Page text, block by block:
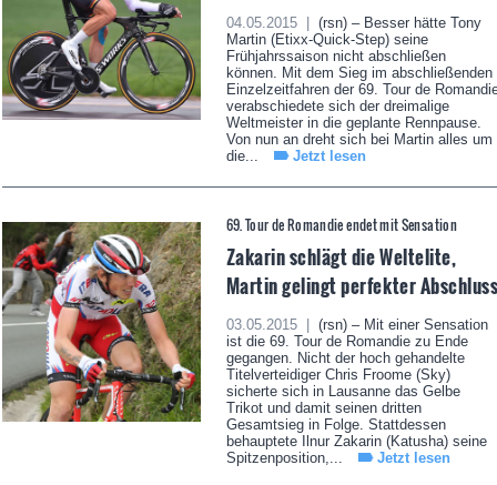
04.05.2015 |
(rsn) – Besser hätte Tony
Martin (Etixx-Quick-Step) seine
Frühjahrssaison nicht abschließen
können. Mit dem Sieg im abschließenden
Einzelzeitfahren der 69. Tour de
verabschiedete sich der dreimalige
Weltmeister in die geplante Rennpause.
Von nun an dreht sich bei Martin alles um
die...
Jetzt lesen
69. Tour de Romandie endet mit Sensation
Zakarin schlägt die Weltelite,
Martin gelingt perfekter
03.05.2015 |
(rsn) – Mit einer Sensation
ist die 69. Tour de Romandie zu Ende
gegangen. Nicht der hoch gehandelte
Titelverteidiger Chris Froome (Sky)
sicherte sich in Lausanne das Gelbe
Trikot und damit seinen dritten
Gesamtsieg in Folge. Stattdessen
behauptete Ilnur Zakarin (Katusha) seine
Spitzenposition,...
Jetzt lesen